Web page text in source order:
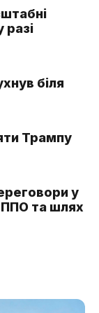
разі
біля
Трампу
у
ППО та шлях